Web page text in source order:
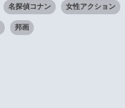
名探偵コナン 女性アクション
邦画